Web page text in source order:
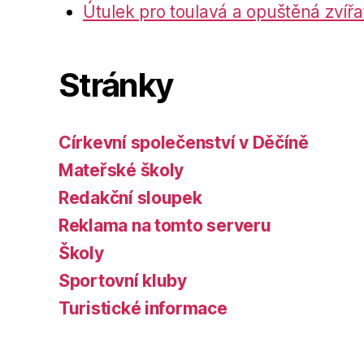
Útulek pro toulavá a opuštěná
Stránky
Církevní společenství v Děčíně
Mateřské školy
Redakční sloupek
Reklama na tomto serveru
Školy
Sportovní kluby
Turistické informace